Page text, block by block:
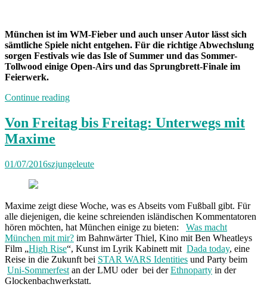
München ist im WM-Fieber und auch unser Autor lässt sich
sämtliche Spiele nicht entgehen. Für die richtige Abwechslung
sorgen Festivals wie das Isle of Summer und das Sommer-
Tollwood einige Open-Airs und das Sprungbrett-Finale im
Feierwerk.
Continue reading„Von
bis
Freitag:
Max“
Von Freitag bis Freitag: Unterwegs mit
Maxime
01/07/2016szjungeleute
Maxime zeigt diese Woche, was es Abseits vom Fußball gibt. Für
alle diejenigen, die keine schreienden isländischen Kommentatoren
hören möchten, hat München einige zu bieten: Was macht
München mit mir? im Bahnwärter Thiel, Kino mit Ben Wheatleys
Film „High Rise“, Kunst im Lyrik Kabinett mit Dada today, eine
Reise in die Zukunft bei STAR WARS Identities und Party beim
Uni-Sommerfest an der LMU oder bei derEthnoparty in der
Glockenbachwerkstatt.